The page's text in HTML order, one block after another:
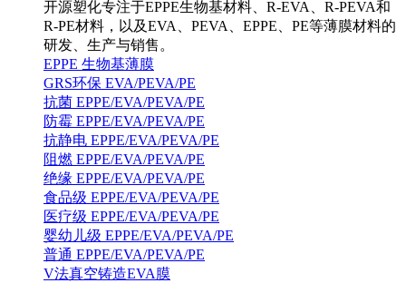
开源塑化专注于EPPE生物基材料、R-EVA、R-PEVA和
R-PE材料，以及EVA、PEVA、EPPE、PE等薄膜材料的
研发、生产与销售。
EPPE 生物基薄膜
GRS环保 EVA/PEVA/PE
抗菌 EPPE/EVA/PEVA/PE
防霉 EPPE/EVA/PEVA/PE
抗静电 EPPE/EVA/PEVA/PE
阻燃 EPPE/EVA/PEVA/PE
绝缘 EPPE/EVA/PEVA/PE
食品级 EPPE/EVA/PEVA/PE
医疗级 EPPE/EVA/PEVA/PE
婴幼儿级 EPPE/EVA/PEVA/PE
普通 EPPE/EVA/PEVA/PE
V法真空铸造EVA膜